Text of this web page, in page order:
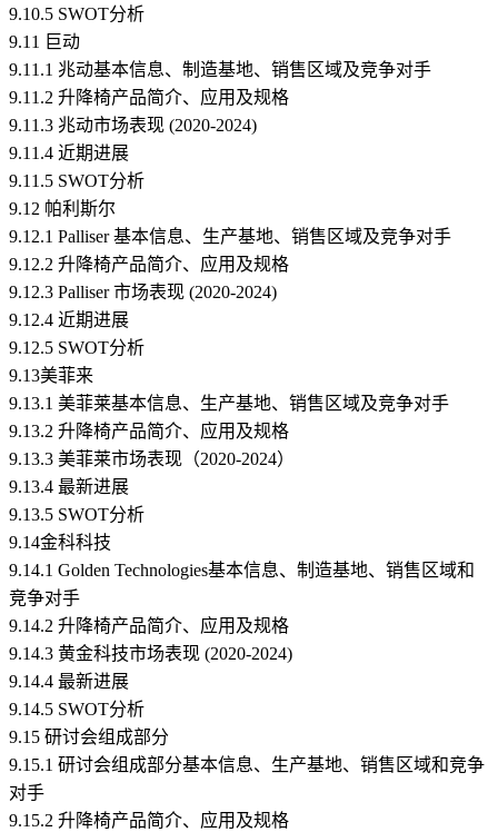
9.10.5 SWOT分析
9.11 巨动
9.11.1 兆动基本信息、制造基地、销售区域及竞争对手
9.11.2 升降椅产品简介、应用及规格
9.11.3 兆动市场表现 (2020-2024)
9.11.4 近期进展
9.11.5 SWOT分析
9.12 帕利斯尔
9.12.1 Palliser 基本信息、生产基地、销售区域及竞争对手
9.12.2 升降椅产品简介、应用及规格
9.12.3 Palliser 市场表现 (2020-2024)
9.12.4 近期进展
9.12.5 SWOT分析
9.13美菲来
9.13.1 美菲莱基本信息、生产基地、销售区域及竞争对手
9.13.2 升降椅产品简介、应用及规格
9.13.3 美菲莱市场表现（2020-2024）
9.13.4 最新进展
9.13.5 SWOT分析
9.14金科科技
9.14.1 Golden Technologies基本信息、制造基地、销售区域和
竞争对手
9.14.2 升降椅产品简介、应用及规格
9.14.3 黄金科技市场表现 (2020-2024)
9.14.4 最新进展
9.14.5 SWOT分析
9.15 研讨会组成部分
9.15.1 研讨会组成部分基本信息、生产基地、销售区域和竞争
对手
9.15.2 升降椅产品简介、应用及规格